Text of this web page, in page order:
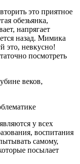
это приятное
обезьянка,
напрягает
назад. Мимика
это, невкусно!
посмотреть
веков,
у всех
воспитания
самому,
посылает